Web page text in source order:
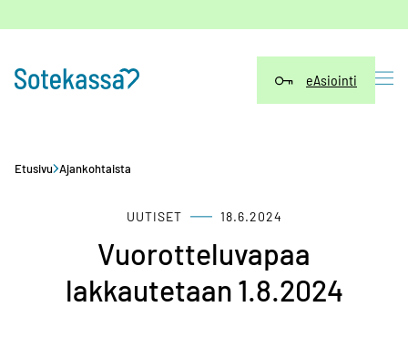
eAsiointi
Etusivu Ajankohtaista
UUTISET 18.6.2024
Vuorotteluvapaa
lakkautetaan 1.8.2024